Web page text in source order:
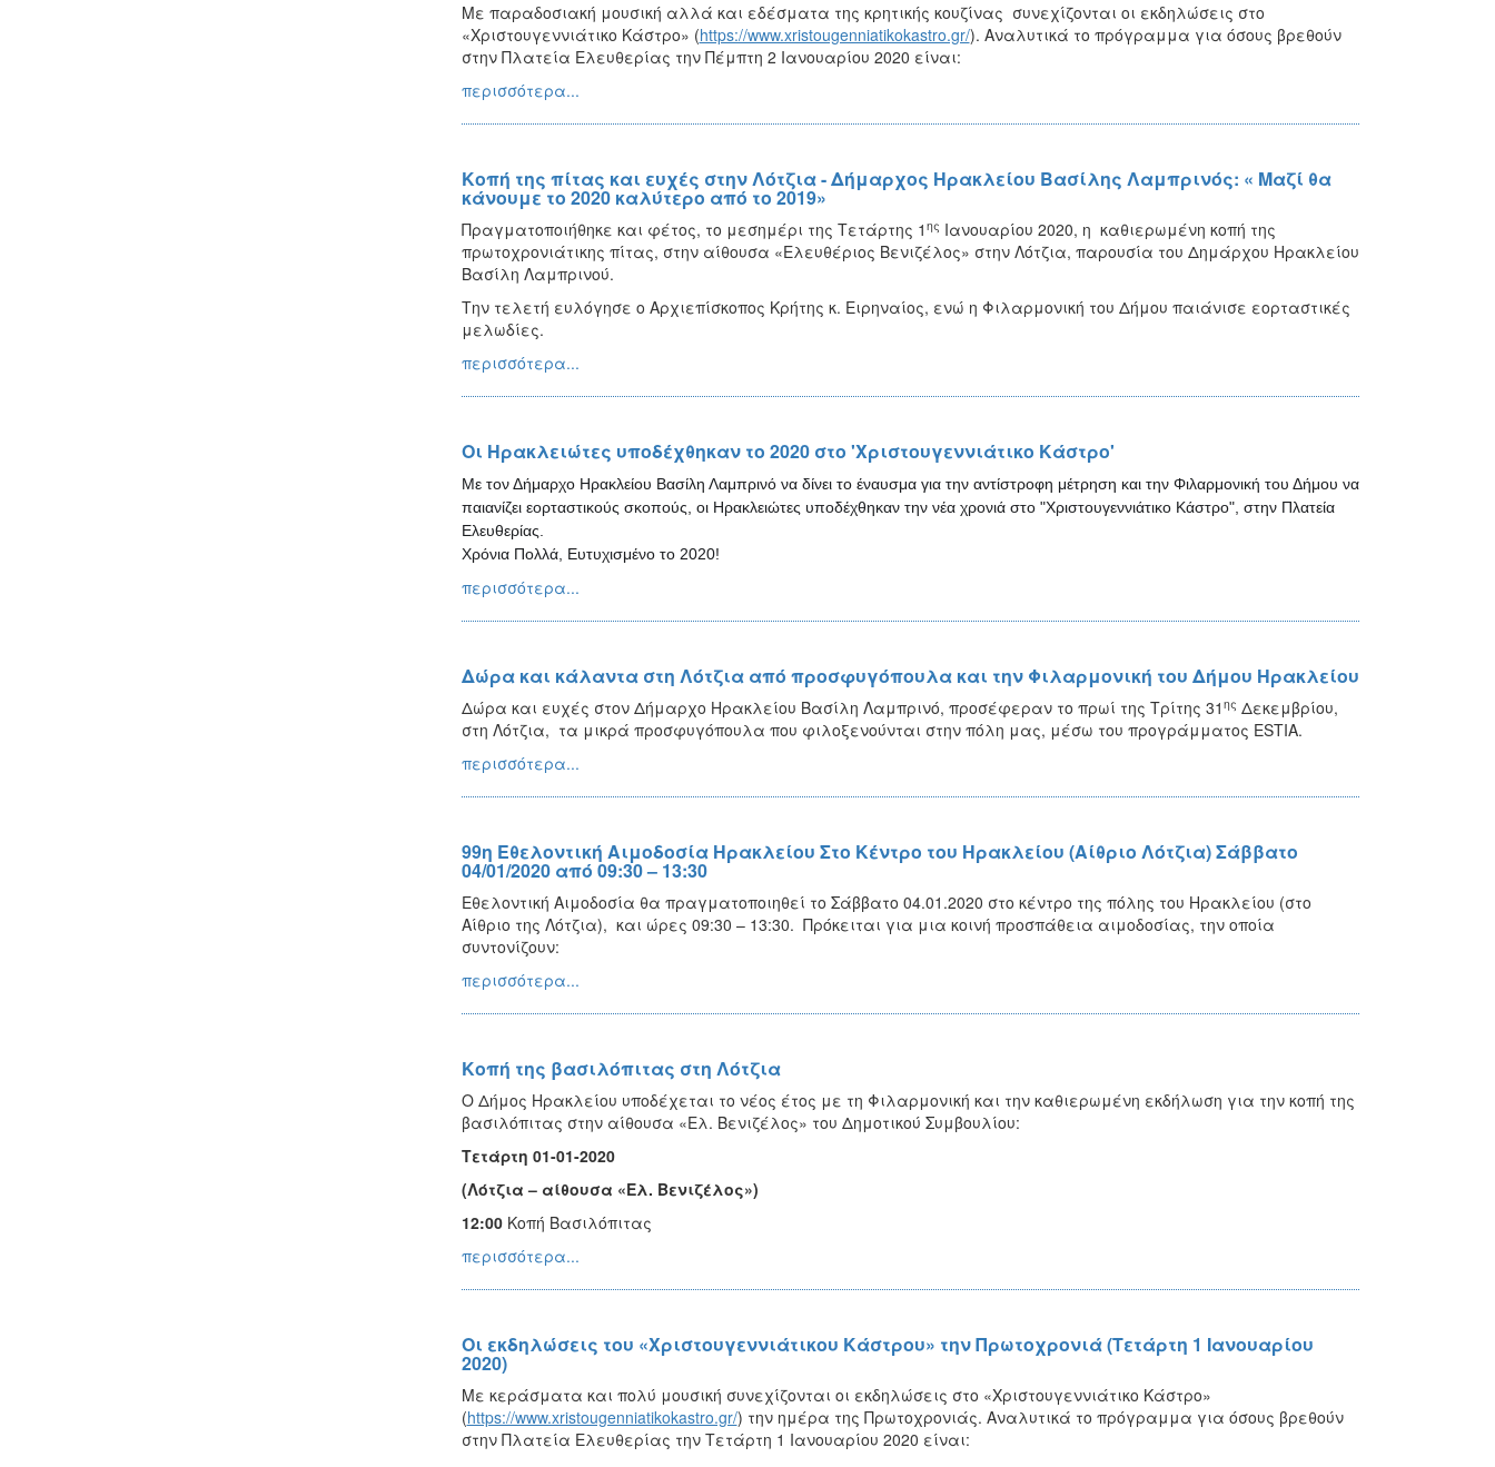
Με παραδοσιακή μουσική αλλά και εδέσματα της κρητικής κουζίνας συνεχίζονται οι εκδηλώσεις στο
«Χριστουγεννιάτικο Κάστρο» (https://www.xristougenniatikokastro.gr/). Αναλυτικά το πρόγραμμα για όσους βρεθούν
στην Πλατεία Ελευθερίας την Πέμπτη 2 Ιανουαρίου 2020 είναι:
περισσότερα...
Κοπή της πίτας και ευχές στην Λότζια - Δήμαρχος Ηρακλείου Βασίλης Λαμπρινός: « Μαζί θα
κάνουμε το 2020 καλύτερο από το 2019»
Πραγματοποιήθηκε και φέτος, το μεσημέρι της Τετάρτης 1 ης Ιανουαρίου 2020, η καθιερωμένη κοπή της
πρωτοχρονιάτικης πίτας, στην αίθουσα «Ελευθέριος Βενιζέλος» στην Λότζια, παρουσία του Δημάρχου Ηρακλείου
Βασίλη Λαμπρινού.
Την τελετή ευλόγησε ο Αρχιεπίσκοπος Κρήτης κ. Ειρηναίος, ενώ η Φιλαρμονική του Δήμου παιάνισε εορταστικές
μελωδίες.
περισσότερα...
Οι Ηρακλειώτες υποδέχθηκαν το 2020 στο 'Χριστουγεννιάτικο Κάστρο'
Με τον Δήμαρχο Ηρακλείου Βασίλη Λαμπρινό να δίνει το έναυσμα για την αντίστροφη μέτρηση και την Φιλαρμονική του Δήμου να
παιανίζει εορταστικούς σκοπούς, οι Ηρακλειώτες υποδέχθηκαν την νέα χρονιά στο "Χριστουγεννιάτικο Κάστρο", στην Πλατεία
Ελευθερίας.
Χρόνια Πολλά, Ευτυχισμένο το 2020!
περισσότερα...
Δώρα και κάλαντα στη Λότζια από προσφυγόπουλα και την Φιλαρμονική του Δήμου Ηρακλείου
Δώρα και ευχές στον Δήμαρχο Ηρακλείου Βασίλη Λαμπρινό, προσέφεραν το πρωί της Τρίτης 31 ης Δεκεμβρίου,
στη Λότζια, τα μικρά προσφυγόπουλα που φιλοξενούνται στην πόλη μας, μέσω του προγράμματος ESTIA.
περισσότερα...
99η Εθελοντική Αιμοδοσία Ηρακλείου Στο Κέντρο του Ηρακλείου (Αίθριο Λότζια) Σάββατο
04/01/2020 από 09:30 – 13:30
Εθελοντική Αιμοδοσία θα πραγματοποιηθεί το Σάββατο 04.01.2020 στο κέντρο της πόλης του Ηρακλείου (στο
Αίθριο της Λότζια), και ώρες 09:30 – 13:30. Πρόκειται για μια κοινή προσπάθεια αιμοδοσίας, την οποία
συντονίζουν:
περισσότερα...
Κοπή της βασιλόπιτας στη Λότζια
Ο Δήμος Ηρακλείου υποδέχεται το νέος έτος με τη Φιλαρμονική και την καθιερωμένη εκδήλωση για την κοπή της
βασιλόπιτας στην αίθουσα «Ελ. Βενιζέλος» του Δημοτικού Συμβουλίου:
Τετάρτη 01-01-2020
(Λότζια – αίθουσα «Ελ. Βενιζέλος»)
12:00Κοπή Βασιλόπιτας
περισσότερα...
Οι εκδηλώσεις του «Χριστουγεννιάτικου Κάστρου» την Πρωτοχρονιά (Τετάρτη 1 Ιανουαρίου
2020)
Με κεράσματα και πολύ μουσική συνεχίζονται οι εκδηλώσεις στο «Χριστουγεννιάτικο Κάστρο»
(https://www.xristougenniatikokastro.gr/) την ημέρα της Πρωτοχρονιάς. Αναλυτικά το πρόγραμμα για όσους βρεθούν
στην Πλατεία Ελευθερίας την Τετάρτη 1 Ιανουαρίου 2020 είναι: